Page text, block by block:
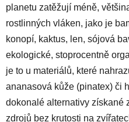
planetu zatěžují méně,
rostlinných vláken, jako je
konopí, kaktus, len, sójová
ekologické, stoprocentně
je to u materiálů, které
ananasová kůže (pinatex) či
dokonalé alternativy získané
zdrojů bez krutosti na